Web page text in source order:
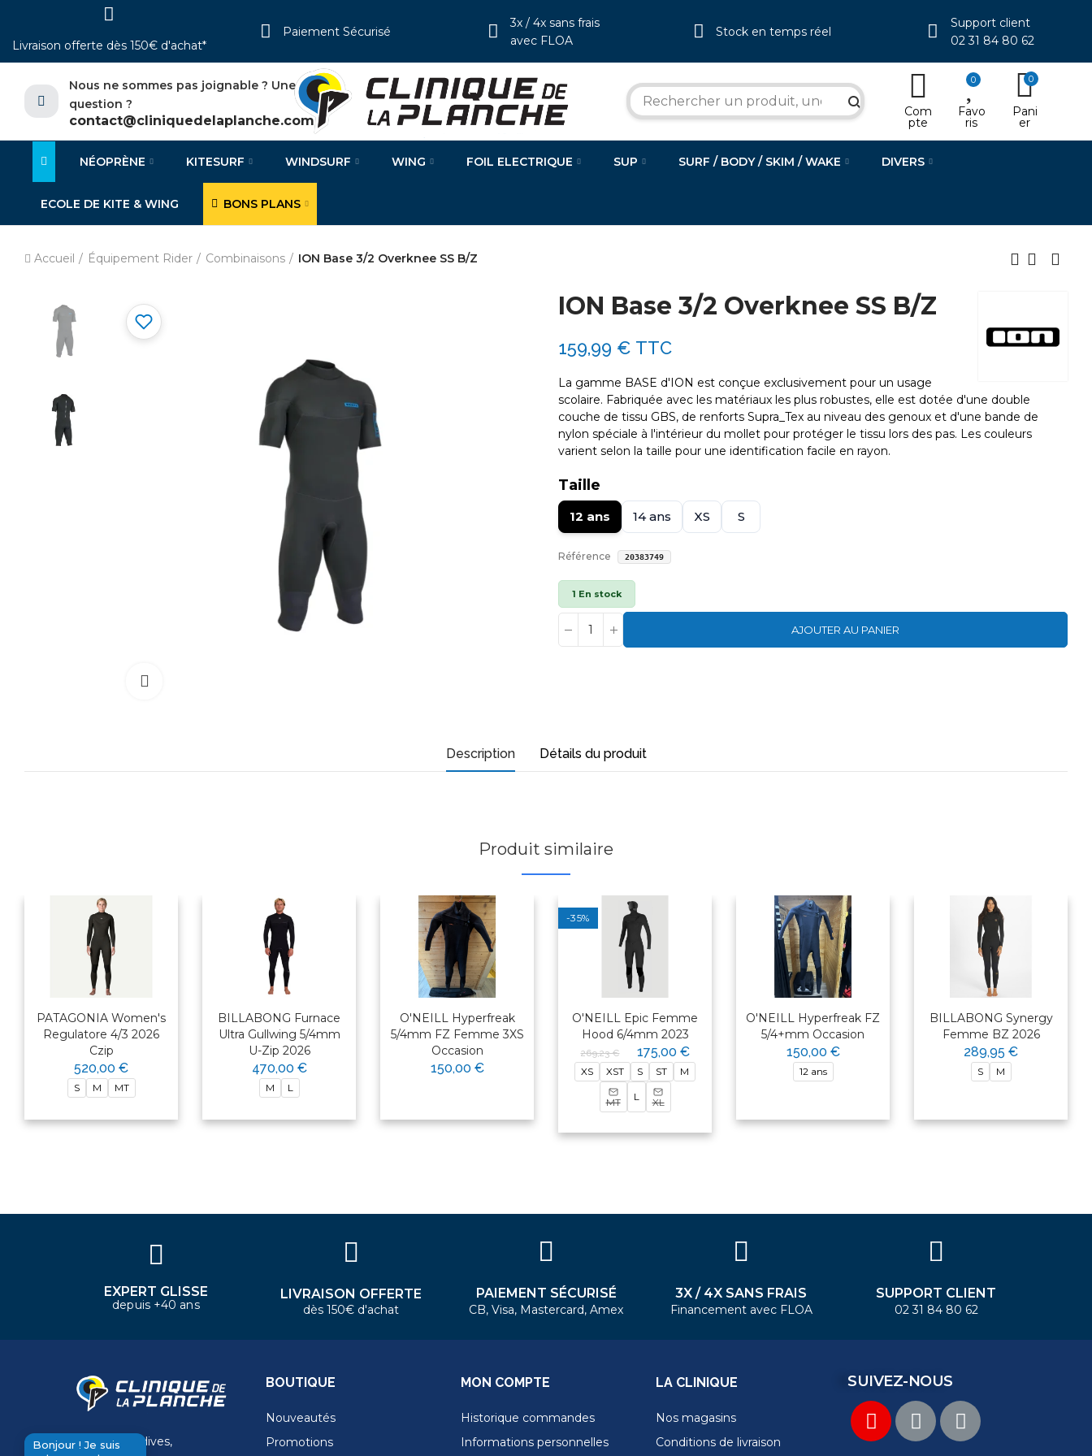
Livraison offerte dès 150€ d'achat*
Paiement Sécurisé
3x / 4x sans frais
avec FLOA
Stock en temps réel
Support client
02 31 84 80 62
Nous ne sommes pas joignable ? Une
question ?
contact@cliniquedelaplanche.com
search Com
pte
0
Favo
ris
0
Pani
er
NÉOPRÈNE KITESURF WINDSURF WING FOIL ELECTRIQUE SUP SURF / BODY / SKIM / WAKE DIVERS
ECOLE DE KITE & WING BONS PLANS
Accueil Équipement Rider Combinaisons ION Base 3/2 Overknee SS B/Z
ION Base 3/2 Overknee SS B/Z
159,99 € TTC
La gamme BASE d'ION est conçue exclusivement pour un usage
scolaire. Fabriquée avec les matériaux les plus robustes, elle est dotée d'une double
couche de tissu GBS, de renforts Supra_Tex au niveau des genoux et d'une bande de
nylon spéciale à l'intérieur du mollet pour protéger le tissu lors des pas. Les couleurs
varient selon la taille pour une identification facile en rayon.
Taille
12 ans 14 ans XS S
Référence 20383749
1 En stock
AJOUTER AU PANIER
Description Détails du produit
Produit similaire
PATAGONIA Women's
Regulatore 4/3 2026
Czip
520,00 €
S M MT
BILLABONG Furnace
Ultra Gullwing 5/4mm
U-Zip 2026
470,00 €
M L
O'NEILL Hyperfreak
5/4mm FZ Femme 3XS
Occasion
150,00 €
-35%
O'NEILL Epic Femme
Hood 6/4mm 2023
269,23 € 175,00 €
XS XST S ST M
MT L XL
O'NEILL Hyperfreak FZ
5/4+mm Occasion
150,00 €
12 ans
BILLABONG Synergy
Femme BZ 2026
289,95 €
S M
×
aider aujourd'hui ?
Bonjour ! Je suis
EXPERT GLISSE
depuis +40 ans
LIVRAISON OFFERTE
dès 150€ d'achat
PAIEMENT SÉCURISÉ
CB, Visa, Mastercard, Amex
3X / 4X SANS FRAIS
Financement avec FLOA
SUPPORT CLIENT
02 31 84 80 62
11 Rue de la dives,
BOUTIQUE
Nouveautés
Promotions
MON COMPTE
Historique commandes
Informations personnelles
LA CLINIQUE
Nos magasins
Conditions de livraison
SUIVEZ-NOUS